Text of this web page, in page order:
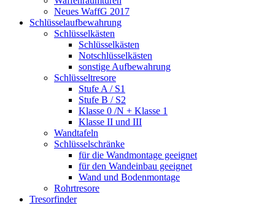
Neues WaffG 2017
Schlüsselaufbewahrung
Schlüsselkästen
Schlüsselkästen
Notschlüsselkästen
sonstige Aufbewahrung
Schlüsseltresore
Stufe A / S1
Stufe B / S2
Klasse 0 /N + Klasse 1
Klasse II und III
Wandtafeln
Schlüsselschränke
für die Wandmontage geeignet
für den Wandeinbau geeignet
Wand und Bodenmontage
Rohrtresore
Tresorfinder